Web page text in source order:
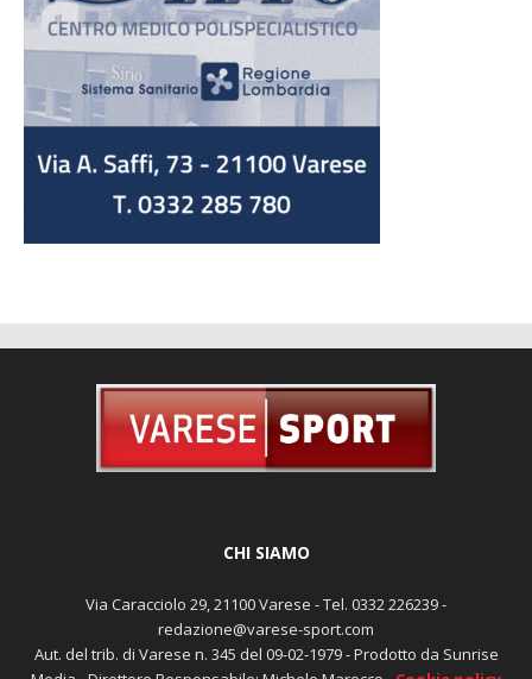
CHI SIAMO
Via Caracciolo 29, 21100 Varese - Tel. 0332 226239 -
redazione@varese-sport.com
Aut. del trib. di Varese n. 345 del 09-02-1979 - Prodotto da Sunrise